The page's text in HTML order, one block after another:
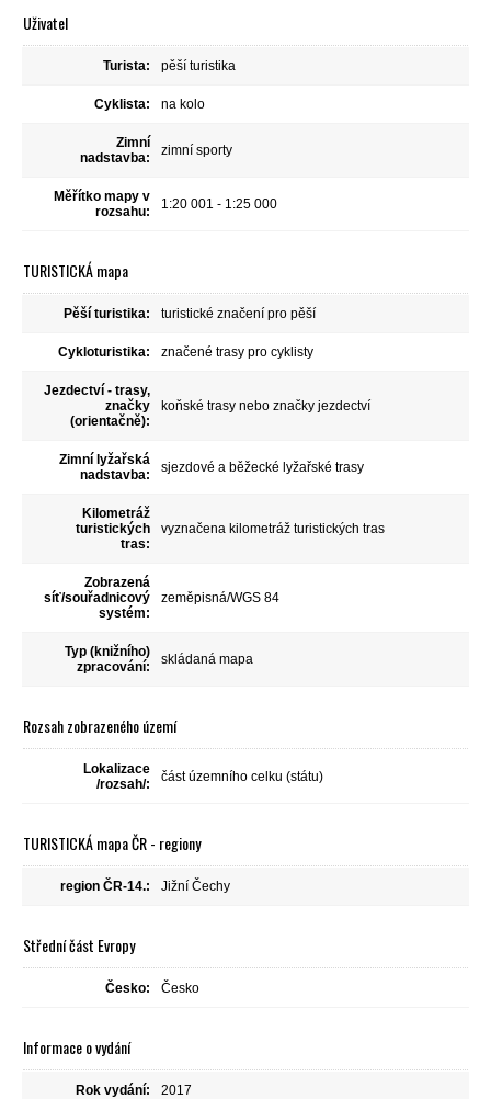
Uživatel
Turista: pěší turistika
Cyklista: na kolo
Zimní
nadstavba:
zimní sporty
Měřítko mapy v
rozsahu:
1:20 001 - 1:25 000
TURISTICKÁ mapa
Pěší turistika: turistické značení pro pěší
Cykloturistika: značené trasy pro cyklisty
Jezdectví - trasy,
značky
(orientačně):
koňské trasy nebo značky jezdectví
Zimní lyžařská
nadstavba:
sjezdové a běžecké lyžařské trasy
Kilometráž
turistických
tras:
vyznačena kilometráž turistických tras
Zobrazená
síť/souřadnicový
systém:
zeměpisná/WGS 84
Typ (knižního)
zpracování:
skládaná mapa
Rozsah zobrazeného území
Lokalizace
/rozsah/:
část územního celku (státu)
TURISTICKÁ mapa ČR - regiony
region ČR-14.: Jižní Čechy
Střední část Evropy
Česko: Česko
Informace o vydání
Rok vydání: 2017